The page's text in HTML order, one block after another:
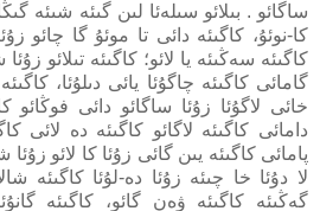
ساگائو . بىلائو سىلەئا لىن گىئە شىئە
كا-نوئۇ، كاگىئە دائى تا موئۇ گا چائو
كاگىئە سەڭىئە يا لائو؛ كاگىئە تىلائو
گامائى كاگىئە چاگۇئا يائى دىلۇئا،
خائى لاگۇئا زۇئا ساگائو دائى فوڭائو
دامائى كاگىئە لاگائو كاگىئە دە لائى
پامائى كاگىئە يىن گائى زۇئا كا لائو
لا دۇئا خا چىئە زۇئا دە-لۇئا كاگىئە
گەڭىئە كاگىئە ۋەن گائو، كاگىئە